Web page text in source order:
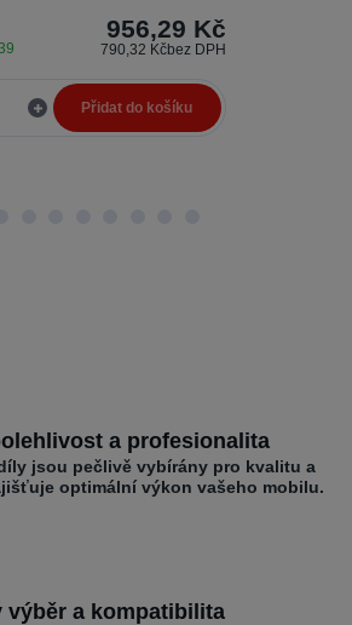
956,29 Kč
790,32 Kčbez DPH
Přidat do košíku
a profesionalita
jsou pečlivě vybírány pro kvalitu a
optimální výkon vašeho mobilu.
výběr a kompatibilita